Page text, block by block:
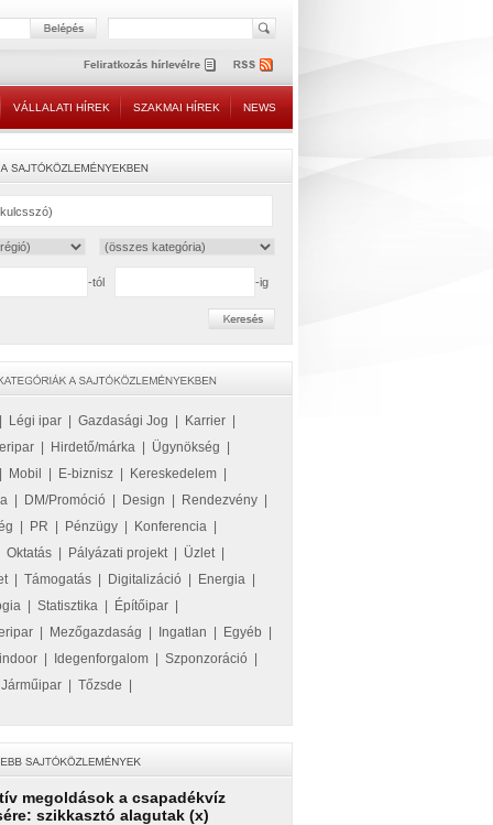
VÁLLALATI HÍREK SZAKMAI HÍREK NEWS
-tól -ig
Légi ipar Gazdasági Jog Karrier
Hirdető/márka Ügynökség
Mobil E-biznisz Kereskedelem
DM/Promóció Design Rendezvény
PR Pénzügy Konferencia
Oktatás Pályázati projekt| Üzlet|
| Támogatás Digitalizáció Energia
Statisztika Építőipar
Mezőgazdaság Ingatlan Egyéb
Idegenforgalom Szponzoráció
Járműipar Tőzsde
megoldások a csapadékvíz
szikkasztó alagutak (x)